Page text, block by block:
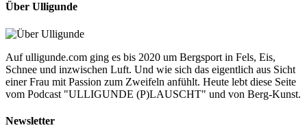
Über Ulligunde
Auf ulligunde.com ging es bis 2020 um Bergsport in Fels, Eis,
Schnee und inzwischen Luft. Und wie sich das eigentlich aus Sicht
einer Frau mit Passion zum Zweifeln anfühlt. Heute lebt diese Seite
vom Podcast "ULLIGUNDE (P)LAUSCHT" und von Berg-Kunst.
Newsletter